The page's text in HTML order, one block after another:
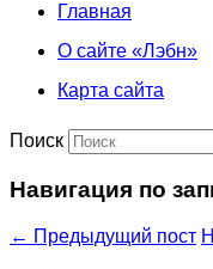
Главная
О сайте «Лэбн»
Карта сайта
Поиск
Навигация по
← Предыдущий пост